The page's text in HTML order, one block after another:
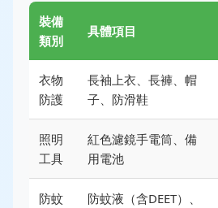
裝備
類別
具體項目
衣物
防護
長袖上衣、長褲、帽
子、防滑鞋
照明
工具
紅色濾鏡手電筒、備
用電池
防蚊
防蚊液（含DEET）、